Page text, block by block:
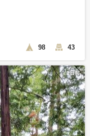
98 43
2日前